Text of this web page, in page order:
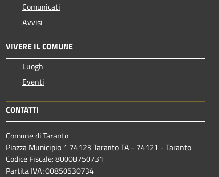
Comunicati
Avvisi
VIVERE IL COMUNE
Luoghi
Eventi
CONTATTI
Comune di Taranto
Piazza Municipio 1 74123 Taranto TA - 74121 - Taranto
Codice Fiscale: 80008750731
Partita IVA: 00850530734